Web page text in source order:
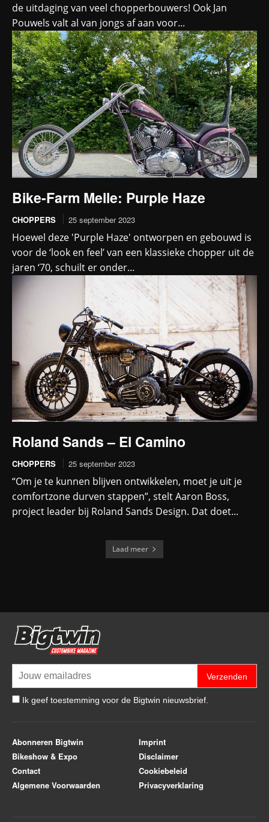
de uitdaging van veel chopperbouwers! Ook Jan
Pouwels valt al van jongs af aan voor...
Bike-Farm Melle: Purple Haze
CHOPPERS 25 september 2023
Hoewel deze 'Purple Haze' ontworpen en gebouwd is
voor de ‘look en feel’ van een klassieke chopper uit de
jaren ‘70, schuilt er onder...
Roland Sands – El Camino
CHOPPERS 25 september 2023
“Om je te kunnen blijven ontwikkelen, moet je uit je
comfortzone durven stappen”, stelt Aaron Boss,
project leader bij Roland Sands Design. Dat doet...
Laad meer
Verzenden
Ik geef toestemming voor de Bigtwin nieuwsbrief.
Abonneren Bigtwin
Bikeshow & Expo
Contact
Algemene Voorwaarden
Imprint
Disclaimer
Cookiebeleid
Privacyverklaring